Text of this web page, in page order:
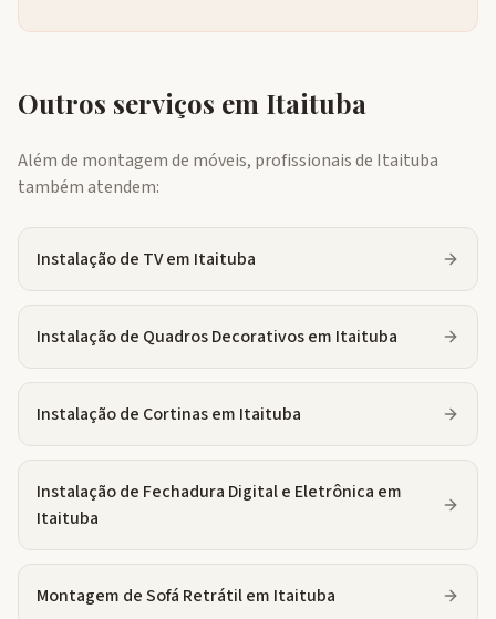
Outros serviços em Itaituba
Além de montagem de móveis, profissionais de Itaituba
também atendem:
Instalação de TVem Itaituba
Instalação de Quadros Decorativosem Itaituba
Instalação de Cortinasem Itaituba
Instalação de Fechadura Digital e Eletrônica em
Itaituba
Montagem de Sofá Retrátilem Itaituba